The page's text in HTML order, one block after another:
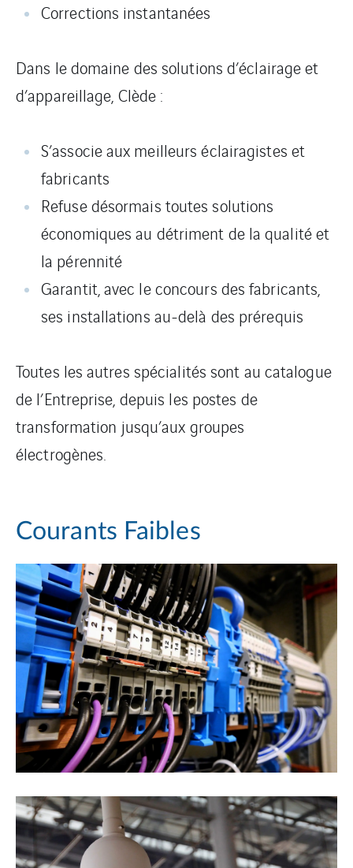
Corrections instantanées
Dans le domaine des solutions d’éclairage et
d’appareillage, Clède :
S’associe aux meilleurs éclairagistes et
fabricants
Refuse désormais toutes solutions
économiques au détriment de la qualité et
la pérennité
Garantit, avec le concours des fabricants,
ses installations au-delà des prérequis
Toutes les autres spécialités sont au catalogue
de l’Entreprise, depuis les postes de
transformation jusqu’aux groupes
électrogènes.
Courants Faibles